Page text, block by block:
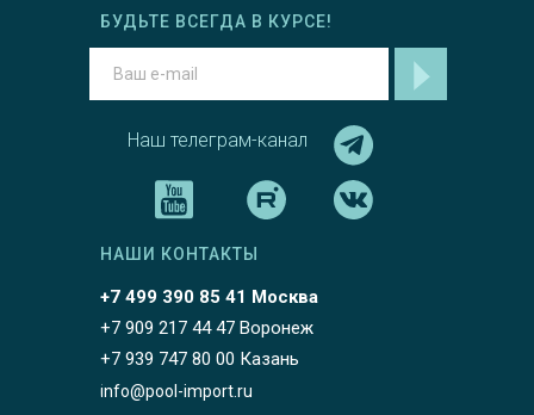
Наш телеграм-канал
БУДЬТЕ ВСЕГДА В КУРСЕ!
+7 499 390 85 41 Москва
НАШИ КОНТАКТЫ
+7 909 217 44 47 Воронеж
+7 939 747 80 00 Казань
info@pool-import.ru